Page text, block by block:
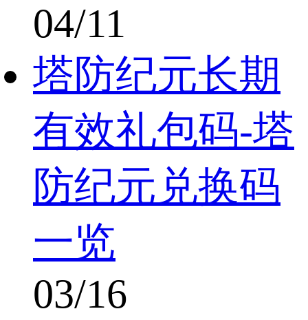
04/11
塔防纪元长期
有效礼包码-塔
防纪元兑换码
一览
03/16